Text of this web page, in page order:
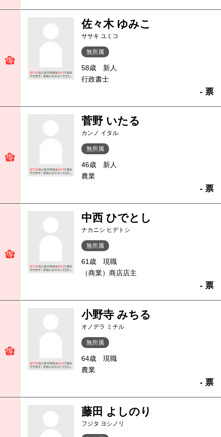
佐々木 ゆみこ
ササキ ユミコ
無所属
58歳
新人
行政書士
- 票
菅野 いたる
カンノ イタル
無所属
46歳
新人
農業
- 票
中西 ひでとし
ナカニシ ヒデトシ
無所属
61歳
現職
（商業）商店店主
- 票
小野寺 みちる
オノデラ ミチル
無所属
64歳
現職
農業
- 票
藤田 よしのり
フジタ ヨシノリ